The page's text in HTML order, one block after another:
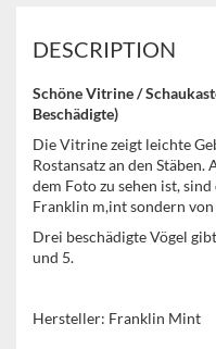
DESCRIPTION
Schöne Vitrine /
Beschädigte)
Die Vitrine zeigt leichte
Rostansatz an den
dem Foto zu sehen ist,
Franklin m,int sondern
Drei beschädigte Vögel
und 5.
Hersteller: Franklin Mint